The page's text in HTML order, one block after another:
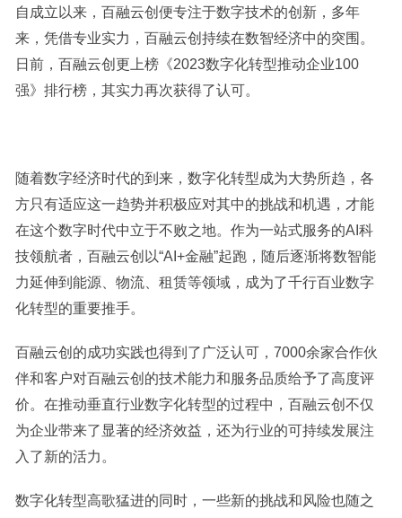
自成立以来，百融云创便专注于数字技术的创新，多年
来，凭借专业实力，百融云创持续在数智经济中的突围。
日前，百融云创更上榜《2023数字化转型推动企业100
强》排行榜，其实力再次获得了认可。
随着数字经济时代的到来，数字化转型成为大势所趋，各
方只有适应这一趋势并积极应对其中的挑战和机遇，才能
在这个数字时代中立于不败之地。作为一站式服务的AI科
技领航者，百融云创以“AI+金融”起跑，随后逐渐将数智能
力延伸到能源、物流、租赁等领域，成为了千行百业数字
化转型的重要推手。
百融云创的成功实践也得到了广泛认可，7000余家合作伙
伴和客户对百融云创的技术能力和服务品质给予了高度评
价。在推动垂直行业数字化转型的过程中，百融云创不仅
为企业带来了显著的经济效益，还为行业的可持续发展注
入了新的活力。
数字化转型高歌猛进的同时，一些新的挑战和风险也随之